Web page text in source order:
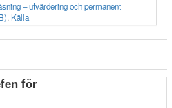
– utvärdering och permanent
, Källa
för